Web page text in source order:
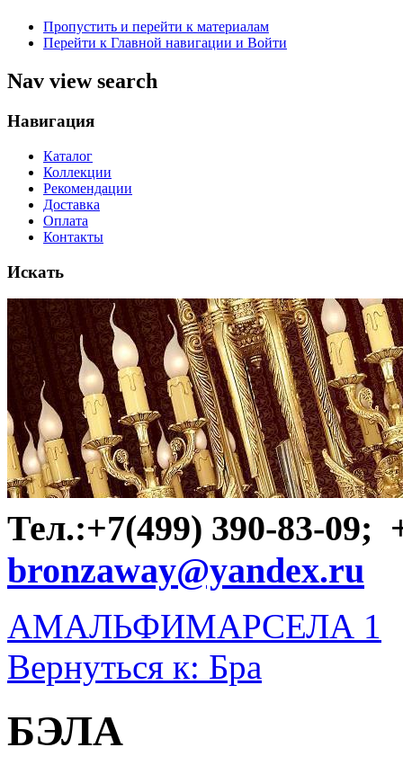
Пропустить и перейти к материалам
Перейти к Главной навигации и Войти
Nav view search
Навигация
Каталог
Коллекции
Рекомендации
Доставка
Оплата
Контакты
Искать
Тел.:+7(499) 390-83-09;
bronzaway@yandex.ru
АМАЛЬФИМАРСЕЛА 1
Вернуться к: Бра
БЭЛА